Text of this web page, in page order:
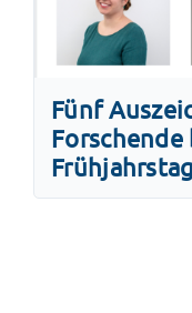
Fünf
Forschende